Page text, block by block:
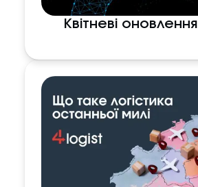
Квітневі